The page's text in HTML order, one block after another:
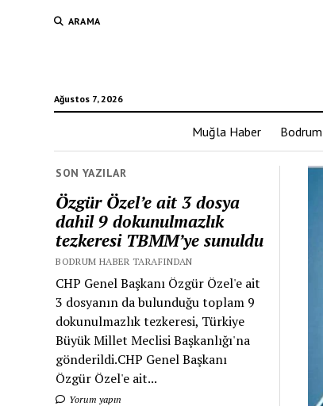
ARAMA
Ağustos 7, 2026
Muğla Haber
SON YAZILAR
Özgür Özel’e ait 3 dosya
dahil 9 dokunulmazlık
tezkeresi TBMM’ye sunuldu
BODRUM HABER TARAFINDAN
CHP Genel Başkanı Özgür Özel'e ait
3 dosyanın da bulunduğu toplam 9
dokunulmazlık tezkeresi, Türkiye
Büyük Millet Meclisi Başkanlığı'na
gönderildi.CHP Genel Başkanı
Özgür Özel'e ait...
Yorum yapın